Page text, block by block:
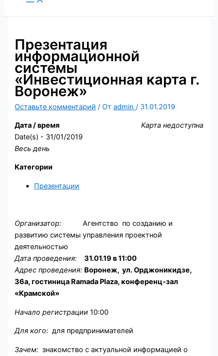
Презентация
информационной
системы
«Инвестиционная карта г.
Воронеж»
Оставьте комментарий / Отadmin/ 31.01.2019
Карта недоступна
Дата / время
Date(s) - 31/01/2019
Весь день
Категории
Презентации
Организатор: Агентство по созданию и
развитию системы управления проектной
деятельностью
Дата проведения:
31.01.19 в 11:00
Адрес проведения: Воронеж, ул. Орджоникидзе,
36а, гостиница Ramada Plaza, конференц-зал
«Крамской»
Начало регистрации 10:00
Для кого: для предпринимателей
Зачем: знакомство с актуальной информацией о